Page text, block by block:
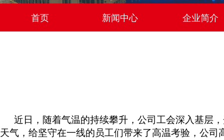
首页 新闻中心 企业简介
近日，随着气温的持续攀升，公司工会深入基层
天气，给坚守在一线的员工们带来了高温考验，公